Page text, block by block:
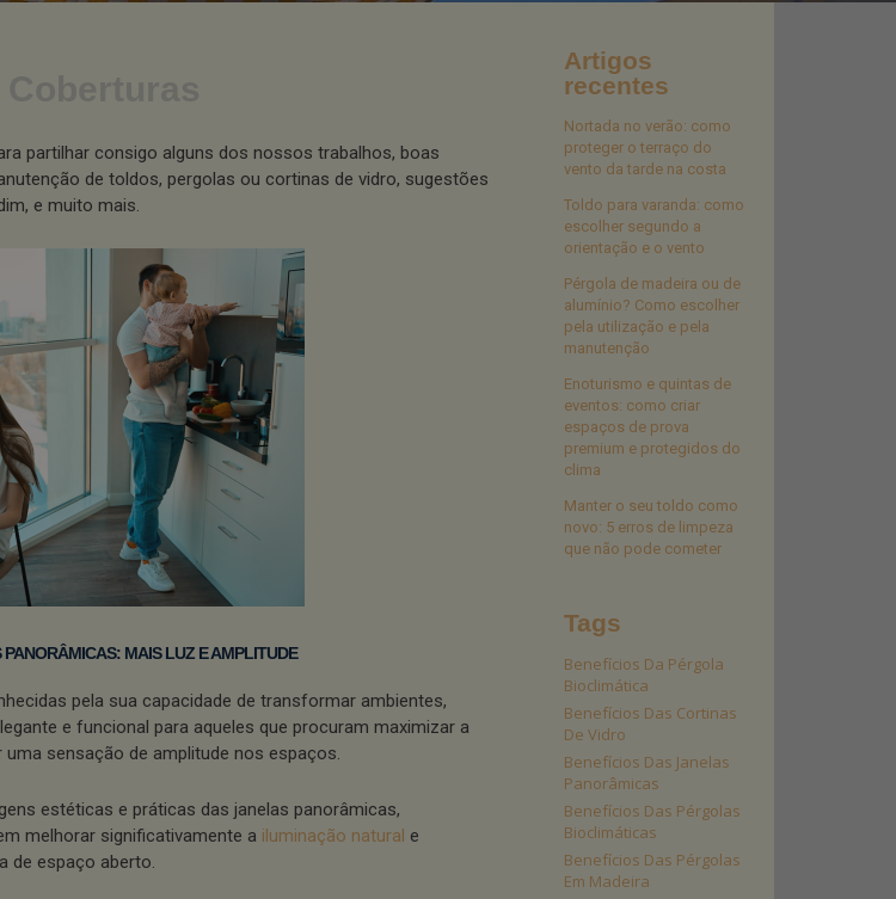
partilhar consigo alguns dos nossos trabalhos, boas
de toldos, pergolas ou cortinas de vidro, sugestões
e muito mais.
MAIS LUZ E AMPLITUDE
pela sua capacidade de transformar ambientes,
e funcional para aqueles que procuram maximizar a
uma sensação de amplitude nos espaços.
estéticas e práticas das janelas panorâmicas,
melhorar significativamente a iluminação natural e
de espaço aberto.
Artigos
recentes
Nortada no verão: como
proteger o terraço do
vento da tarde na costa
Toldo para varanda: como
escolher segundo a
orientação e o vento
Pérgola de madeira ou de
alumínio? Como escolher
pela utilização e pela
manutenção
Enoturismo e quintas de
eventos: como criar
espaços de prova
premium e protegidos do
clima
Manter o seu toldo como
novo: 5 erros de limpeza
que não pode cometer
Tags
Benefícios Da Pérgola
Bioclimática
Benefícios Das Cortinas
De Vidro
Benefícios Das Janelas
Panorâmicas
Benefícios Das Pérgolas
Bioclimáticas
Benefícios Das Pérgolas
Em Madeira